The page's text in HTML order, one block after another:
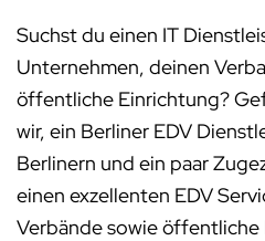
Suchst du einen IT
Unternehmen, deinen
öffentliche Einrichtung?
wir, ein Berliner EDV
Berlinern und ein paar
einen exzellenten EDV
Verbände sowie öffentliche